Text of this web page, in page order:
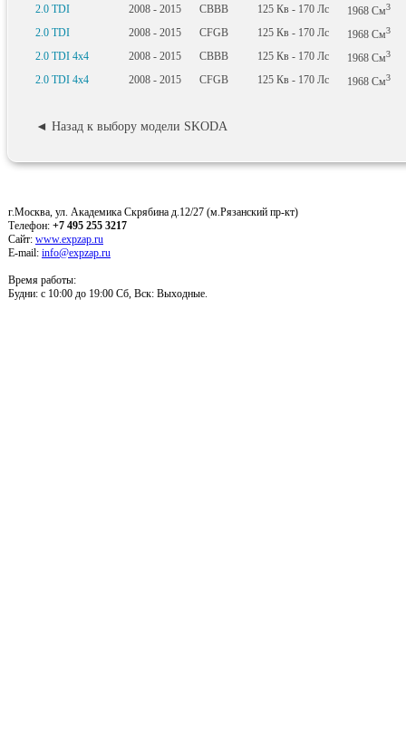
2.0 TDI 2008 - 2015 CBBB 125 Кв - 170 Лс 1968 См3
2.0 TDI 2008 - 2015 CFGB 125 Кв - 170 Лс 1968 См3
2.0 TDI 4x4 2008 - 2015 CBBB 125 Кв - 170 Лс 1968 См3
2.0 TDI 4x4 2008 - 2015 CFGB 125 Кв - 170 Лс 1968 См3
◄ Назад к выбору модели SKODA
г.Москва, ул. Академика Скрябина д.12/27 (м.Рязанский пр-кт)
Телефон: +7 495 255 3217
Сайт: www.expzap.ru
E-mail: info@expzap.ru
Время работы:
Будни: c 10:00 до 19:00 Сб, Вск: Выходные.